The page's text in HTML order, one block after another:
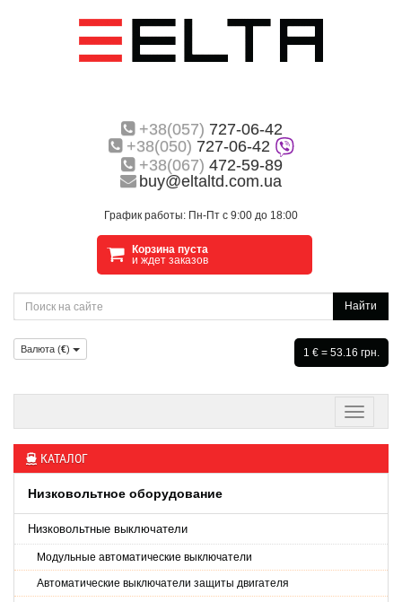
+38(057) 727-06-42
+38(050) 727-06-42
+38(067) 472-59-89
buy@eltaltd.com.ua
График работы: Пн-Пт с 9:00 до 18:00
Корзина пуста
и ждет заказов
Найти
Валюта (€) 1 € = 53.16 грн.
КАТАЛОГ
Низковольтное оборудование
Низковольтные выключатели
Модульные автоматические выключатели
Автоматические выключатели защиты двигателя